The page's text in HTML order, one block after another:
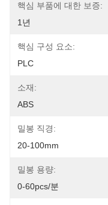
핵심 부품에 대한 보증:
1년
핵심 구성 요소:
PLC
소재:
ABS
밀봉 직경:
20-100mm
밀봉 용량:
0-60pcs/분